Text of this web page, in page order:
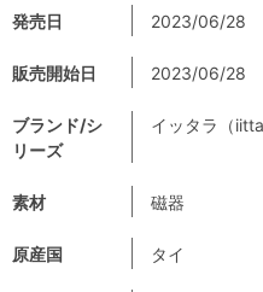
発売日 2023/06/28
販売開始日 2023/06/28
ブランド/シ
リーズ
イッタラ（
素材 磁器
原産国 タイ